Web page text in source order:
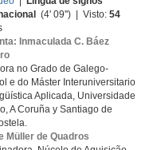
(4' 09'') | Visto:54
Inmaculada C. Báez
no Grado de Galego-
e do Máster Interuniversitario
Aplicada, Universidade
A Coruña y Santiago de
Müller de Quadros